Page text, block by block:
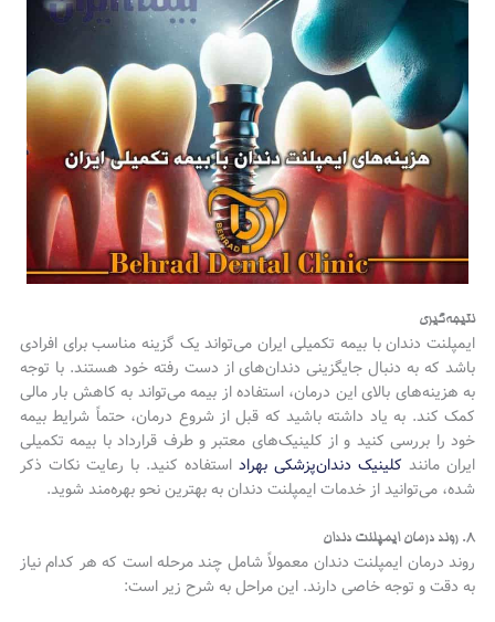
نتیجه‌گیری
ایمپلنت دندان با بیمه تکمیلی ایران می‌تواند یک گزینه مناسب برای افرادی
باشد که به دنبال جایگزینی دندان‌های از دست رفته خود هستند. با توجه
به هزینه‌های بالای این درمان، استفاده از بیمه می‌تواند به کاهش بار مالی
کمک کند. به یاد داشته باشید که قبل از شروع درمان، حتماً شرایط بیمه
خود را بررسی کنید و از کلینیک‌های معتبر و طرف قرارداد با بیمه تکمیلی
ایران مانند کلینیک دندان‌پزشکی بهراد استفاده کنید. با رعایت نکات ذکر
شده، می‌توانید از خدمات ایمپلنت دندان به بهترین نحو بهره‌مند شوید.
۸. روند درمان ایمپلنت دندان
روند درمان ایمپلنت دندان معمولاً شامل چند مرحله است که هر کدام نیاز
به دقت و توجه خاصی دارند. این مراحل به شرح زیر است: